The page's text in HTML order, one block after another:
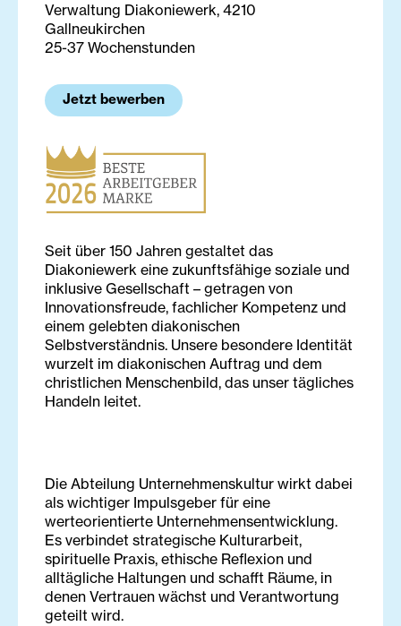
Verwaltung Diakoniewerk, 4210
Gallneukirchen
25-37 Wochenstunden
Jetzt bewerben
Seit über 150 Jahren gestaltet das
Diakoniewerk eine zukunftsfähige soziale und
inklusive Gesellschaft – getragen von
Innovationsfreude, fachlicher Kompetenz und
einem gelebten diakonischen
Selbstverständnis. Unsere besondere Identität
wurzelt im diakonischen Auftrag und dem
christlichen Menschenbild, das unser tägliches
Handeln leitet.
Die Abteilung Unternehmenskultur wirkt dabei
als wichtiger Impulsgeber für eine
werteorientierte Unternehmensentwicklung.
Es verbindet strategische Kulturarbeit,
spirituelle Praxis, ethische Reflexion und
alltägliche Haltungen und schafft Räume, in
denen Vertrauen wächst und Verantwortung
geteilt wird.